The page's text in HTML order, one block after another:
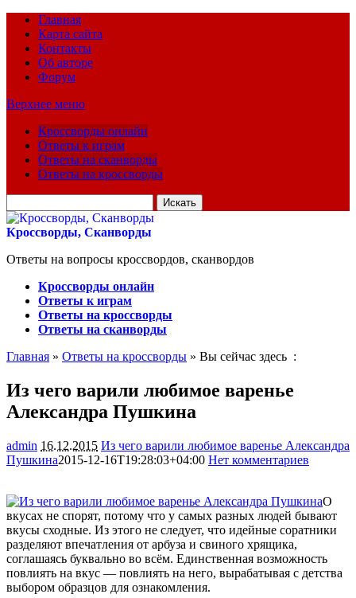
Главная
Карта сайта
Контакты
Об авторе
Форум
Верхнее меню
Кроссворды онлайн
Ответы к играм
Ответы на сканворды
Ответы на кроссворды
для:
Кроссворды, Сканворды
Ответы на вопросы кроссвордов, сканвордов
Кроссворды онлайн
Ответы к играм
Ответы на кроссворды
Ответы на сканворды
Главная » Ответы на кроссворды » Вы сейчас здесь :
Из чего варили любимое варенье
Александра Пушкина
admin 16.12.2015 Из чего варили любимое варенье Александра
Пушкина2015-12-16T19:28:03+04:00 Нет комментариев
О
вкусах не спорят, потому что у самых разных людей бывают
вкусы сходные. Из этого не следует, что идейные соратники
разделяют впечатления от арбуза и свиного хрящика,
соглашаясь буквально во всём. Единственная возможность
повлиять на вкус — повлиять на него, вырабатывая с детства
выбором образцов для ознакомления.